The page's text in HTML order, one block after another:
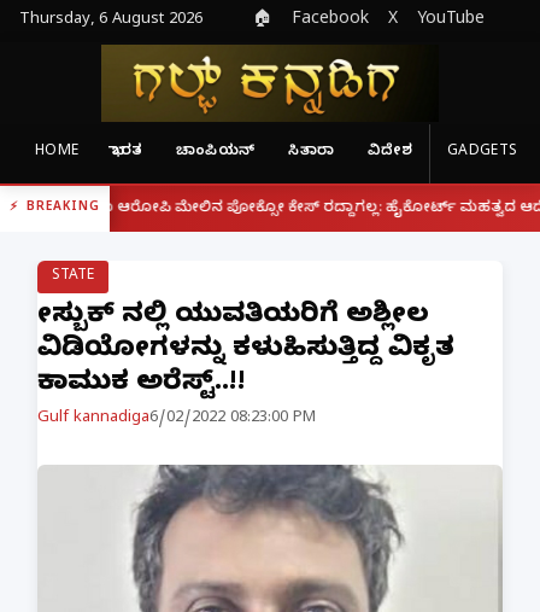
Thursday, 6 August 2026 🏠 Facebook X YouTube
HOME ಭಾರತ ಚಾಂಪಿಯನ್ ಸಿತಾರಾ ವಿದೇಶ GADGETS
BREAKING
ಆರೋಪಿ ಮೇಲಿನ ಪೋಕ್ಸೋ ಕೇಸ್ ರದ್ದಾಗಲ್ಲ: ಹೈಕೋರ್ಟ್ ಮಹತ್ವದ ಆದೇಶ | ಫೋನ್
STATE
ಫೇಸ್ಬುಕ್ ನಲ್ಲಿ ಯುವತಿಯರಿಗೆ ಅಶ್ಲೀಲ
ವಿಡಿಯೋಗಳನ್ನು ಕಳುಹಿಸುತ್ತಿದ್ದ ವಿಕೃತ
ಕಾಮುಕ ಅರೆಸ್ಟ್..!!
Gulf kannadiga6/02/2022 08:23:00 PM